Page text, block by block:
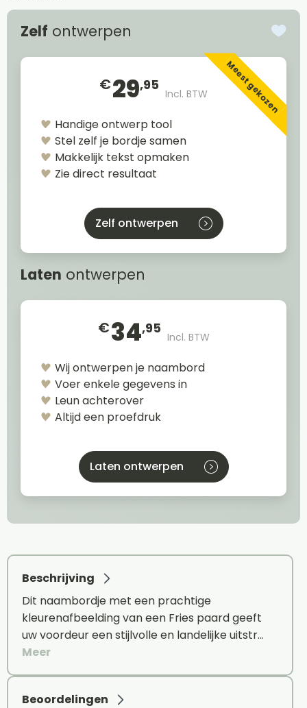
Zelf ontwerpen
€29,95
Incl. BTW Meest gekozen
Handige ontwerp tool
Stel zelf je bordje samen
Makkelijk tekst opmaken
Zie direct resultaat
Zelf ontwerpen
Laten ontwerpen
€34,95
Incl. BTW
Wij ontwerpen je naambord
Voer enkele gegevens in
Leun achterover
Altijd een proefdruk
Laten ontwerpen
Beschrijving
Dit naambordje met een prachtige
kleurenafbeelding van een Fries paard geeft
uw voordeur een stijlvolle en landelijke uitstr…
Meer
Beoordelingen